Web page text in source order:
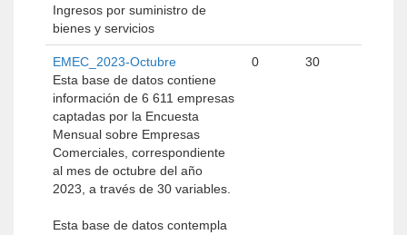
Ingresos por suministro de
bienes y servicios
EMEC_2023-Octubre
Esta base de datos contiene
información de 6 611 empresas
captadas por la Encuesta
Mensual sobre Empresas
Comerciales, correspondiente
al mes de octubre del año
2023, a través de 30 variables.
Esta base de datos contempla
0 30